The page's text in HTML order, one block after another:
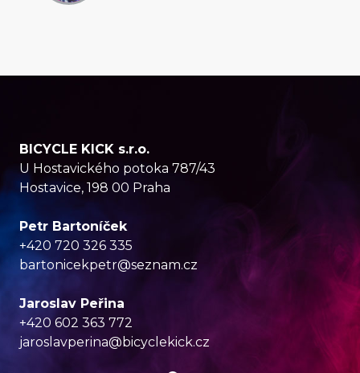
BICYCLE KICK s.r.o.
U Hostavického potoka 787/43
Hostavice, 198 00 Praha
Petr Bartoníček
+420 720 326 335
bartonicekpetr@seznam.cz
Jaroslav Peřina
+420 602 363 772
jaroslavperina@bicyclekick.cz